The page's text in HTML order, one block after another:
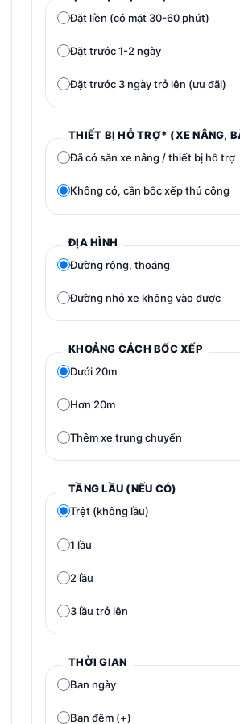
Đặt liền (có mặt 30-60 phút)
Đặt trước 1-2 ngày
Đặt trước 3 ngày trở lên (ưu đãi)
THIẾT BỊ HỖ TRỢ* (XE NÂNG,
Đã có sẵn xe nâng / thiết bị hỗ trợ
Không có, cần bốc xếp thủ công
ĐỊA HÌNH
Đường rộng, thoáng
Đường nhỏ xe không vào được
KHOẢNG CÁCH BỐC XẾP
Dưới 20m
Hơn 20m
Thêm xe trung chuyển
TẦNG LẦU (NẾU CÓ)
Trệt (không lầu)
1 lầu
2 lầu
3 lầu trở lên
THỜI GIAN
Ban ngày
Ban đêm (+)